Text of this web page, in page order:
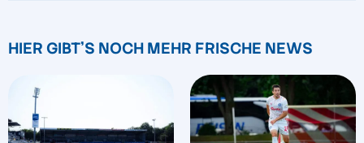
HIER GIBT'S NOCH MEHR FRISCHE NEWS